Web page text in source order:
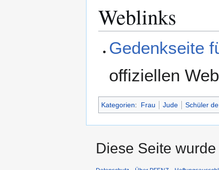
Weblinks
Gedenkseite
offiziellen
Kategorien: Frau Jude Schüler
Diese Seite